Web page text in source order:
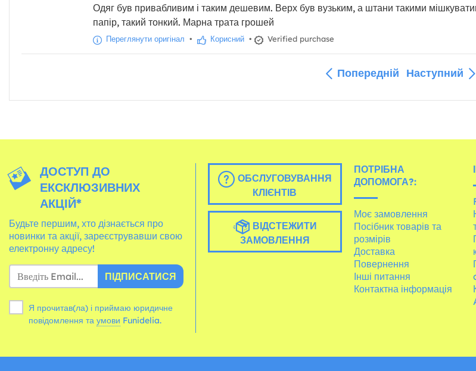
Одяг був привабливим і таким дешевим. Верх був вузьким, а штани такими
папір, такий тонкий. Марна трата грошей
Переглянути оригінал • Корисний • Verified purchase
Попередній Наступний
ДОСТУП ДО
ЕКСКЛЮЗИВНИХ
АКЦІЙ*
Будьте першим, хто дізнається про
новинки та акції, зареєструвавши свою
електронну адресу!
ПІДПИСАТИСЯ
Я прочитав(ла) і приймаю юридичне
повідомлення та умови Funidelia.
ОБСЛУГОВУВАННЯ
КЛІЄНТІВ
ВІДСТЕЖИТИ
ЗАМОВЛЕННЯ
ПОТРІБНА
ДОПОМОГА?:
Моє замовлення
Посібник товарів та
розмірів
Доставка
Повернення
Інші питання
Контактна інформація